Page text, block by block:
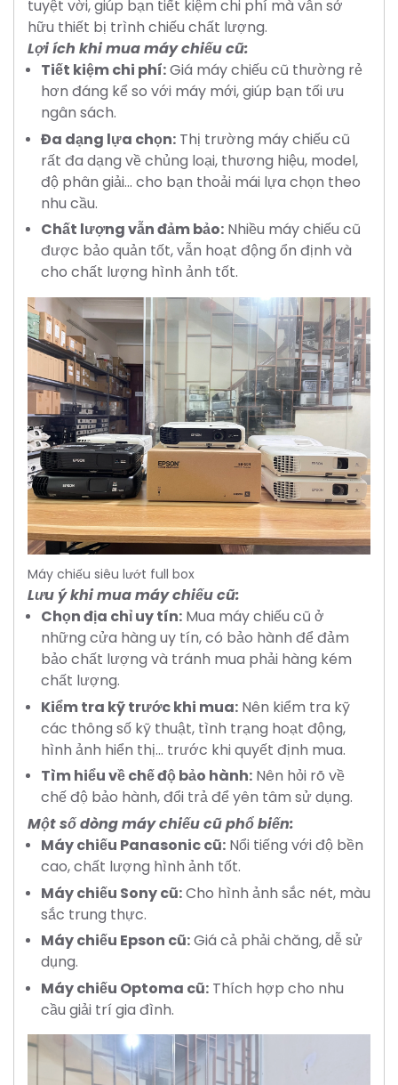
tuyệt vời, giúp bạn tiết kiệm chi phí mà vẫn sở
hữu thiết bị trình chiếu chất lượng.
Lợi ích khi mua máy chiếu cũ:
Tiết kiệm chi phí:Giá máy chiếu cũ thường rẻ
hơn đáng kể so với máy mới, giúp bạn tối ưu
ngân sách.
Đa dạng lựa chọn: Thị trường máy chiếu cũ
rất đa dạng về chủng loại, thương hiệu, model,
độ phân giải... cho bạn thoải mái lựa chọn theo
nhu cầu.
Chất lượng vẫn đảm bảo: Nhiều máy chiếu cũ
được bảo quản tốt, vẫn hoạt động ổn định và
cho chất lượng hình ảnh tốt.
Máy chiếu siêu lướt full box
Lưu ý khi mua máy chiếu cũ:
Chọn địa chỉ uy tín: Mua máy chiếu cũ ở
những cửa hàng uy tín, có bảo hành để đảm
bảo chất lượng và tránh mua phải hàng kém
chất lượng.
Kiểm tra kỹ trước khi mua: Nên kiểm tra kỹ
các thông số kỹ thuật, tình trạng hoạt động,
hình ảnh hiển thị... trước khi quyết định mua.
Tìm hiểu về chế độ bảo hành: Nên hỏi rõ về
chế độ bảo hành, đổi trả để yên tâm sử dụng.
Một số dòng máy chiếu cũ phổ biến:
Máy chiếu Panasonic cũ: Nổi tiếng với độ bền
cao, chất lượng hình ảnh tốt.
Máy chiếu Sony cũ:Cho hình ảnh sắc nét, màu
sắc trung thực.
Máy chiếu Epson cũ:Giá cả phải chăng, dễ sử
dụng.
Máy chiếu Optoma cũ: Thích hợp cho nhu
cầu giải trí gia đình.